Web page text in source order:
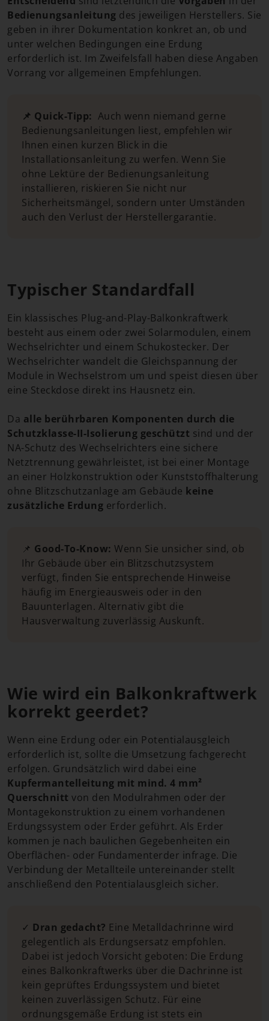
Bedienungsanleitung des jeweiligen Herstellers. Sie
geben in ihrer Dokumentation konkret an, ob und
unter welchen Bedingungen eine Erdung
erforderlich ist. Im Zweifelsfall haben diese Angaben
Vorrang vor allgemeinen Empfehlungen.
📌 Quick-Tipp: Auch wenn niemand gerne
Bedienungsanleitungen liest, empfehlen wir
Ihnen einen kurzen Blick in die
Installationsanleitung zu werfen. Wenn Sie
ohne Lektüre der Bedienungsanleitung
installieren, riskieren Sie nicht nur
Sicherheitsmängel, sondern unter Umständen
auch den Verlust der Herstellergarantie.
Typischer Standardfall
Ein klassisches Plug-and-Play-Balkonkraftwerk
besteht aus einem oder zwei Solarmodulen, einem
Wechselrichter und einem Schukostecker. Der
Wechselrichter wandelt die Gleichspannung der
Module in Wechselstrom um und speist diesen über
eine Steckdose direkt ins Hausnetz ein.
Da alle berührbaren Komponenten durch die
Schutzklasse-II-Isolierung geschützt sind und der
NA-Schutz des Wechselrichters eine sichere
Netztrennung gewährleistet, ist bei einer Montage
an einer Holzkonstruktion oder Kunststoffhalterung
ohne Blitzschutzanlage am Gebäude keine
zusätzliche Erdung erforderlich.
📌 Good-To-Know: Wenn Sie unsicher sind, ob
Ihr Gebäude über ein Blitzschutzsystem
verfügt, finden Sie entsprechende Hinweise
häufig im Energieausweis oder in den
Bauunterlagen. Alternativ gibt die
Hausverwaltung zuverlässig Auskunft.
Wie wird ein Balkonkraftwerk
korrekt geerdet?
Wenn eine Erdung oder ein Potentialausgleich
erforderlich ist, sollte die Umsetzung fachgerecht
erfolgen. Grundsätzlich wird dabei eine
Kupfermantelleitung mit mind. 4 mm²
Querschnitt von den Modulrahmen oder der
Montagekonstruktion zu einem vorhandenen
Erdungssystem oder Erder geführt. Als Erder
kommen je nach baulichen Gegebenheiten ein
Oberflächen- oder Fundamenterder infrage. Die
Verbindung der Metallteile untereinander stellt
anschließend den Potentialausgleich sicher.
✓ Dran gedacht? Eine Metalldachrinne wird
gelegentlich als Erdungsersatz empfohlen.
Dabei ist jedoch Vorsicht geboten: Die Erdung
eines Balkonkraftwerks über die Dachrinne ist
kein geprüftes Erdungssystem und bietet
keinen zuverlässigen Schutz. Für eine
ordnungsgemäße Erdung ist stets ein